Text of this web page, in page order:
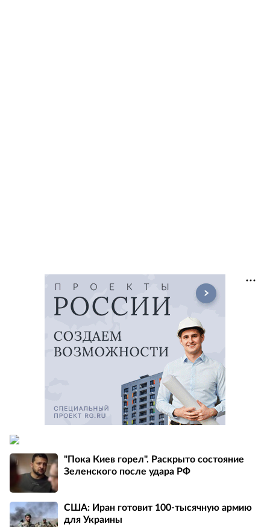
"Пока Киев горел". Раскрыто состояние
Зеленского после удара РФ
США: Иран готовит 100-тысячную армию
для Украины